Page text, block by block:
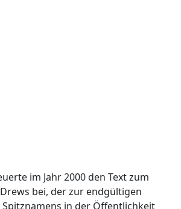
im Jahr 2000 den Text zum
bei, der zur endgültigen
in der Öffentlichkeit